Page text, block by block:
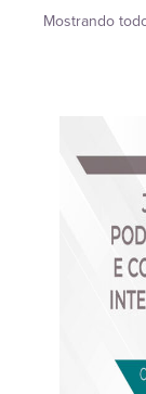
Mostrando